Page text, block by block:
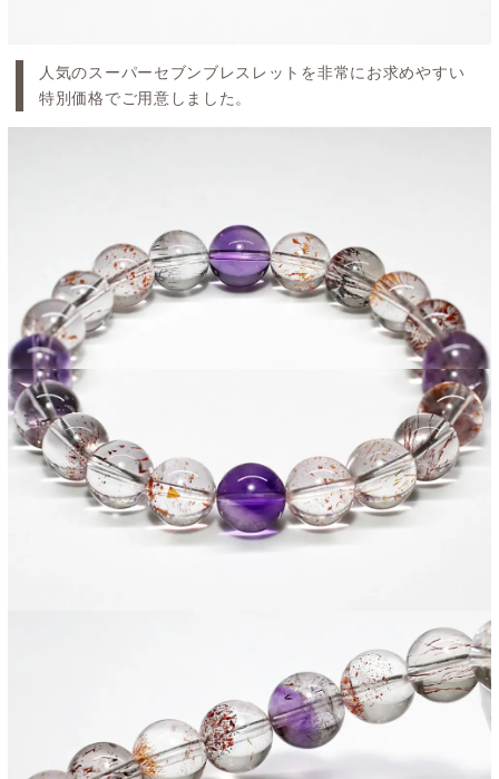
人気のスーパーセブンブレスレットを非常にお求めやすい
特別価格でご用意しました。